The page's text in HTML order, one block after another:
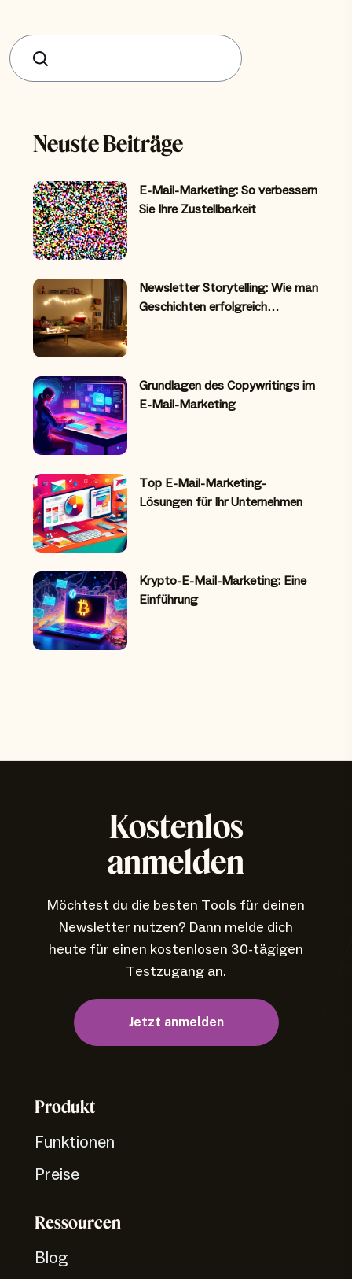
Suchen
Neuste Beiträge
E-Mail-Marketing: So verbessern
Sie Ihre Zustellbarkeit
Newsletter Storytelling: Wie man
Geschichten erfolgreich…
Grundlagen des Copywritings im
E-Mail-Marketing
Top E-Mail-Marketing-
Lösungen für Ihr Unternehmen
Krypto-E-Mail-Marketing: Eine
Einführung
Kostenlos
anmelden
Möchtest du die besten Tools für deinen
Newsletter nutzen? Dann melde dich
heute für einen kostenlosen 30-tägigen
Testzugang an.
Jetzt anmelden
Produkt
Funktionen
Preise
Ressourcen
Blog